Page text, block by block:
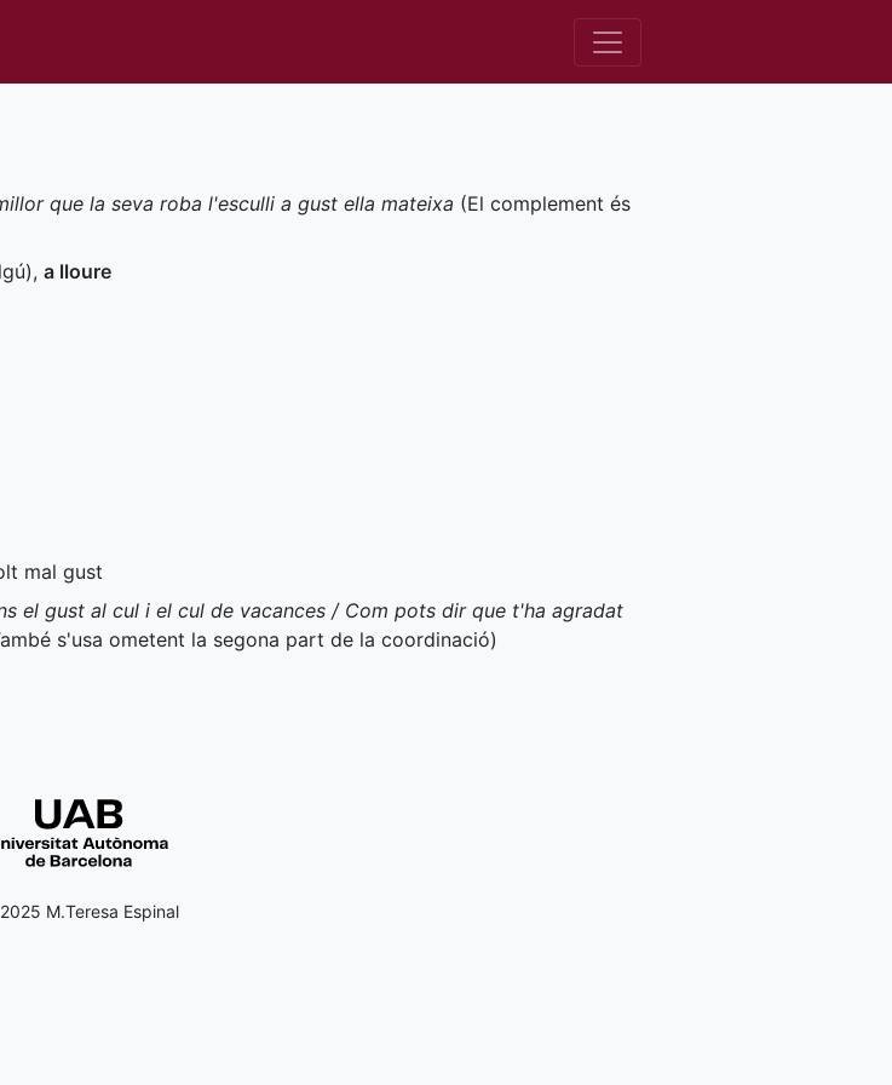
que la seva roba l'esculli a gust ella mateixa (El complement és
, a lloure
mal gust
el gust al cul i el cul de vacances / Com pots dir que t'ha agradat
s'usa ometent la segona part de la coordinació)
M.Teresa Espinal